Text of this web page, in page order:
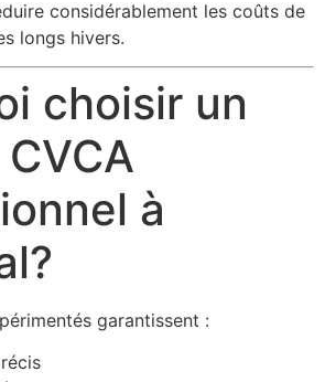
considérablement les coûts de
longs hivers.
choisir un
à
garantissent :